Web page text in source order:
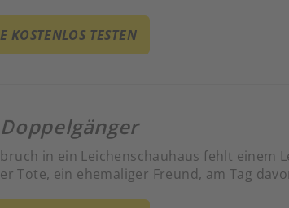
KOSTENLOS TESTEN
in ein Leichenschauhaus fehlt einem
Tote, ein ehemaliger Freund, am Tag